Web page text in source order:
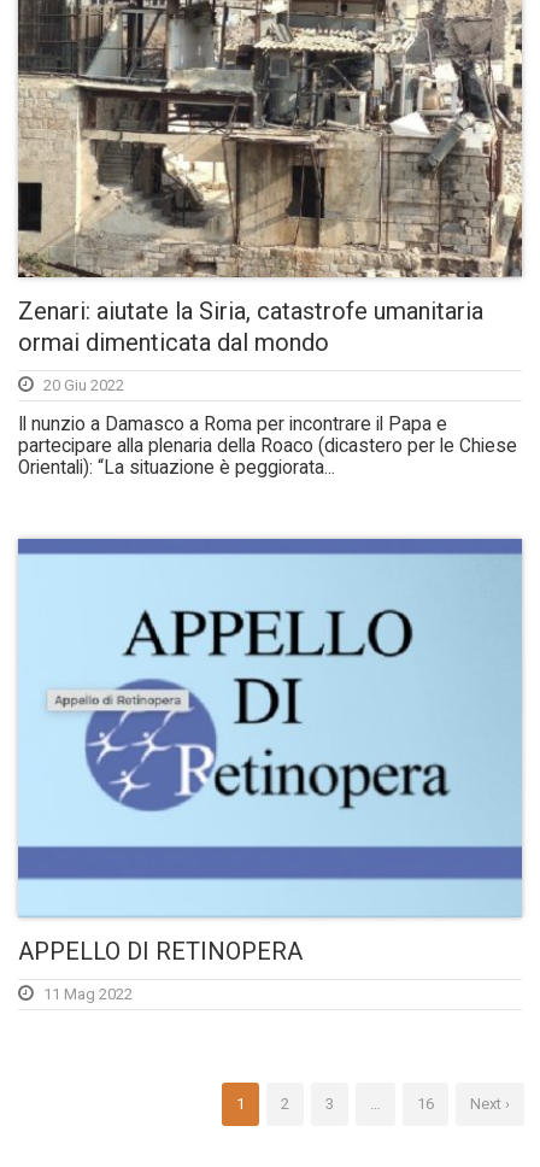
Zenari: aiutate la Siria, catastrofe umanitaria
ormai dimenticata dal mondo
20 Giu 2022
Il nunzio a Damasco a Roma per incontrare il Papa e
partecipare alla plenaria della Roaco (dicastero per le Chiese
Orientali): “La situazione è peggiorata...
APPELLO DI RETINOPERA
11 Mag 2022
1 2 3 16 Next ›